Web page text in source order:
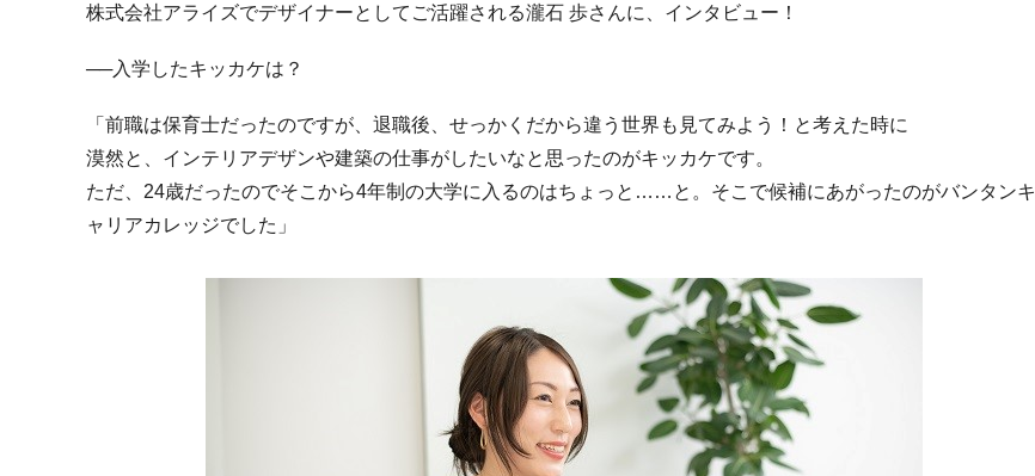
株式会社アライズでデザイナーとしてご活躍される瀧石 歩さんに、インタビュー！
──入学したキッカケは？
「前職は保育士だったのですが、退職後、せっかくだから違う世界も見てみよう！と考えた時に
漠然と、インテリアデザンや建築の仕事がしたいなと思ったのがキッカケです。
ただ、 24歳だったのでそこから4年制の大学に入るのはちょっと……と。そこで候補にあがったのがバンタンキ
ャリアカレッジでした」